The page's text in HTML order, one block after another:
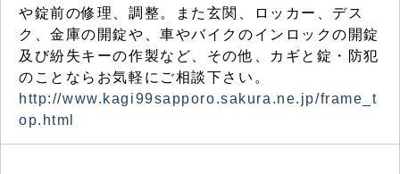
や錠前の修理、調整。また玄関、ロッカー、デス
ク、金庫の開錠や、車やバイクのインロックの開錠
及び紛失キーの作製など、その他、カギと錠・防犯
のことならお気軽にご相談下さい。
http://www.kagi99sapporo.sakura.ne.jp/frame_t
op.html